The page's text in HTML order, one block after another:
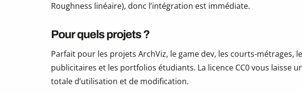
Roughness linéaire), donc l’intégration est immédiate.
Pour quels projets ?
Parfait pour les projets ArchViz, le game dev, les courts-métrages,
publicitaires et les portfolios étudiants. La licence CC0 vous laisse
totale d’utilisation et de modification.